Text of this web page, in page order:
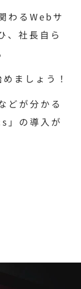
わるWebサ
、社長自ら
ましょう！
どが分かる
の導入が